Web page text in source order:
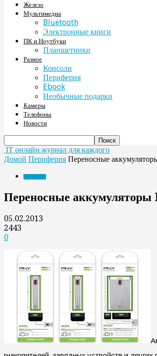
Железо
Мультимедиа
Bluetooth
Электронные книги
ПК и Ноутбуки
Планшетники
Разное
Консоли
Периферия
Ebook
Необычные подарки
Камеры
Телефоны
Новости
IT онлайн журнал для каждого
Домой Периферия Переносные
Переносные
05.02.2013
2443
0